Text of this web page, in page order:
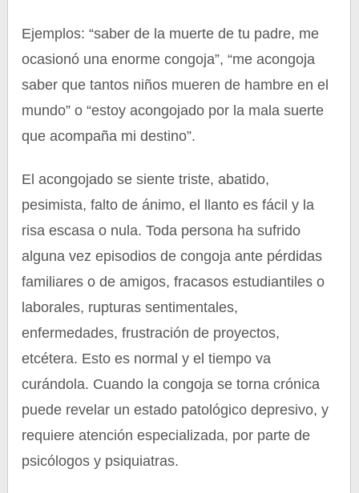
Ejemplos: “saber de la muerte de tu padre, me
ocasionó una enorme congoja”, “me acongoja
saber que tantos niños mueren de hambre en el
mundo” o “estoy acongojado por la mala suerte
que acompaña mi destino”.
El acongojado se siente triste, abatido,
pesimista, falto de ánimo, el llanto es fácil y la
risa escasa o nula. Toda persona ha sufrido
alguna vez episodios de congoja ante pérdidas
familiares o de amigos, fracasos estudiantiles o
laborales, rupturas sentimentales,
enfermedades, frustración de proyectos,
etcétera. Esto es normal y el tiempo va
curándola. Cuando la congoja se torna crónica
puede revelar un estado patológico depresivo, y
requiere atención especializada, por parte de
psicólogos y psiquiatras.